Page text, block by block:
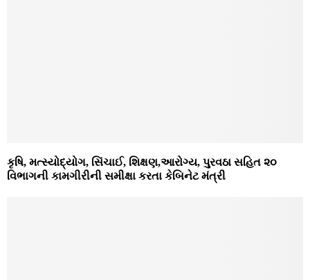
કૃષિ, મત્સ્યોદ્યોગ, સિંચાઈ, શિક્ષણ,આરોગ્ય, પુરવઠા સહિત ૨૦
વિભાગની કામગીરીની સમીક્ષા કરતા કેબિનેટ મંત્રી